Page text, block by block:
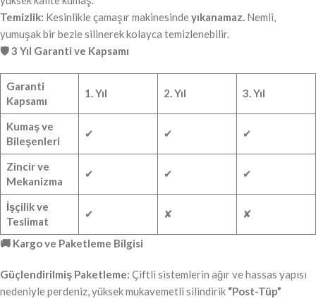
Temizlik: Kesinlikle çamaşır makinesindeyıkanamaz. Nemli,
yumuşak bir bezle silinerek kolayca temizlenebilir.
🛡️ 3 Yıl Garanti ve Kapsamı
Garanti
Kapsamı
1. Yıl 2. Yıl 3. Yıl
Kumaş ve
Bileşenleri
✔ ✔ ✔
Zincir ve
Mekanizma
✔ ✔ ✔
İşçilik ve
Teslimat
✔ ✘ ✘
🚚 Kargo ve Paketleme Bilgisi
Güçlendirilmiş Paketleme: Çiftli sistemlerin ağır ve hassas yapısı
nedeniyle perdeniz, yüksek mukavemetli silindirik “Post-Tüp”